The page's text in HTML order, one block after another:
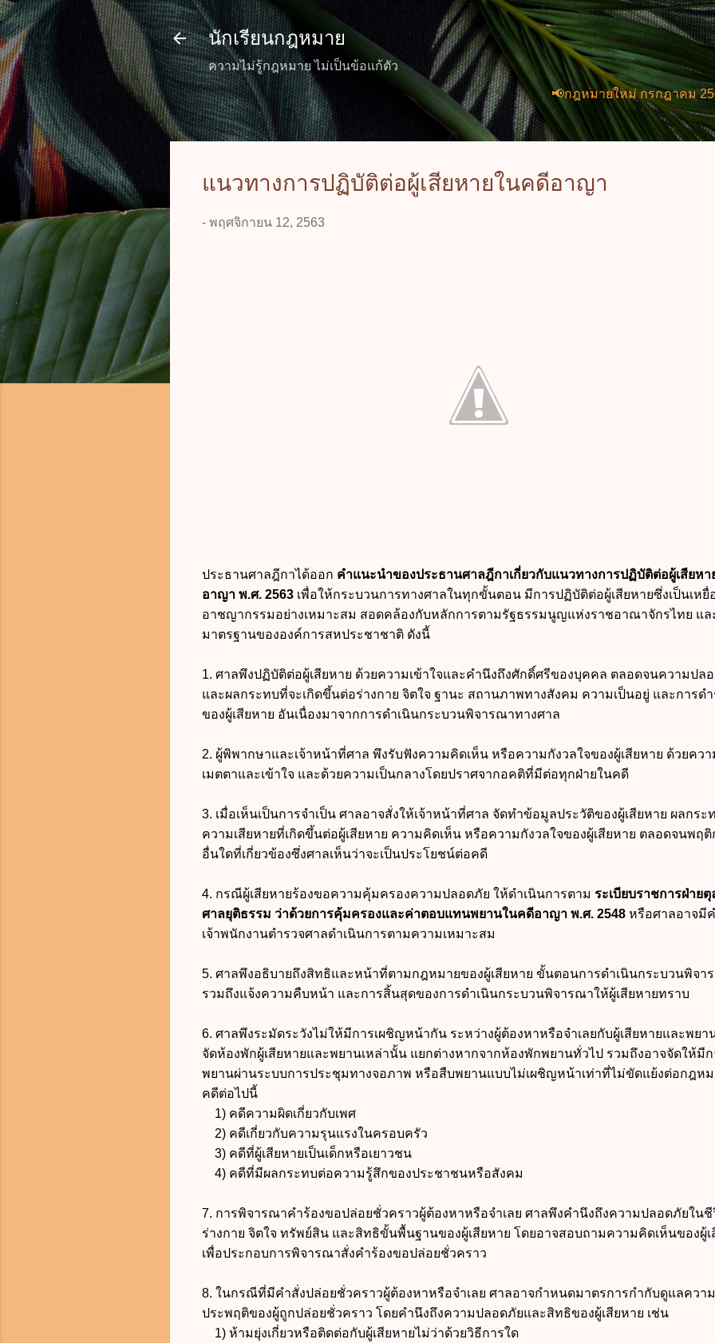
ข้ามไปที่เนื้อหาหลัก
นักเรียนกฎหมาย
ความไม่รู้กฎหมาย ไม่เป็นข้อแก้ตัว
📢กฎหมายใหม่ กรกฎาคม 2569 (2 ฉบั
แนวทางการปฏิบัติต่อผู้เสียหายในคดีอาญา
- พฤศจิกายน 12, 2563
ประธานศาลฎีกาได้ออก คำแนะนำของประธานศาลฎีกาเกี่ยวกับแนวทางการปฏิบัติต่อผู้เสียหา
อาญา พ.ศ. 2563 เพื่อให้กระบวนการทางศาลในทุกขั้นตอน มีการปฏิบัติต่อผู้เสียหายซึ่งเป็นเหยื่
อาชญากรรมอย่างเหมาะสม สอดคล้องกับหลักการตามรัฐธรรมนูญแห่งราชอาณาจักรไทย แล
มาตรฐานขององค์การสหประชาชาติ ดังนี้
1. ศาลพึงปฏิบัติต่อผู้เสียหาย ด้วยความเข้าใจและคำนึงถึงศักดิ์ศรีของบุคคล ตลอดจนความปล
และผลกระทบที่จะเกิดขึ้นต่อร่างกาย จิตใจ ฐานะ สถานภาพทางสังคม ความเป็นอยู่ และการด
ของผู้เสียหาย อันเนื่องมาจากการดำเนินกระบวนพิจารณาทางศาล
2. ผู้พิพากษาและเจ้าหน้าที่ศาล พึงรับฟังความคิดเห็น หรือความกังวลใจของผู้เสียหาย ด้วยควา
เมตตาและเข้าใจ และด้วยความเป็นกลางโดยปราศจากอคติที่มีต่อทุกฝ่ายในคดี
3. เมื่อเห็นเป็นการจำเป็น ศาลอาจสั่งให้เจ้าหน้าที่ศาล จัดทำข้อมูลประวัติของผู้เสียหาย ผลกระ
ความเสียหายที่เกิดขึ้นต่อผู้เสียหาย ความคิดเห็น หรือความกังวลใจของผู้เสียหาย ตลอดจนพฤ
อื่นใดที่เกี่ยวข้องซึ่งศาลเห็นว่าจะเป็นประโยชน์ต่อคดี
4. กรณีผู้เสียหายร้องขอความคุ้มครองความปลอดภัย ให้ดำเนินการตาม ระเบียบราชการฝ่ายตุ
ศาลยุติธรรม ว่าด้วยการคุ้มครองและค่าตอบแทนพยานในคดีอาญา พ.ศ. 2548 หรือศาลอาจมี
เจ้าพนักงานตำรวจศาลดำเนินการตามความเหมาะสม
5. ศาลพึงอธิบายถึงสิทธิและหน้าที่ตามกฎหมายของผู้เสียหาย ขั้นตอนการดำเนินกระบวนพิจา
รวมถึงแจ้งความคืบหน้า และการสิ้นสุดของการดำเนินกระบวนพิจารณาให้ผู้เสียหายทราบ
6. ศาลพึงระมัดระวังไม่ให้มีการเผชิญหน้ากัน ระหว่างผู้ต้องหาหรือจำเลยกับผู้เสียหายและพยา
จัดห้องพักผู้เสียหายและพยานเหล่านั้น แยกต่างหากจากห้องพักพยานทั่วไป รวมถึงอาจจัดให้มี
พยานผ่านระบบการประชุมทางจอภาพ หรือสืบพยานแบบไม่เผชิญหน้าเท่าที่ไม่ขัดแย้งต่อกฎหม
คดีต่อไปนี้
1) คดีความผิดเกี่ยวกับเพศ
2) คดีเกี่ยวกับความรุนแรงในครอบครัว
3) คดีที่ผู้เสียหายเป็นเด็กหรือเยาวชน
4) คดีที่มีผลกระทบต่อความรู้สึกของประชาชนหรือสังคม
7. การพิจารณาคำร้องขอปล่อยชั่วคราวผู้ต้องหาหรือจำเลย ศาลพึงคำนึงถึงความปลอดภัยในชี
ร่างกาย จิตใจ ทรัพย์สิน และสิทธิขั้นพื้นฐานของผู้เสียหาย โดยอาจสอบถามความคิดเห็นของผู้เ
เพื่อประกอบการพิจารณาสั่งคำร้องขอปล่อยชั่วคราว
8. ในกรณีที่มีคำสั่งปล่อยชั่วคราวผู้ต้องหาหรือจำเลย ศาลอาจกำหนดมาตรการกำกับดูแลความ
ประพฤติของผู้ถูกปล่อยชั่วคราว โดยคำนึงถึงความปลอดภัยและสิทธิของผู้เสียหาย เช่น
1) ห้ามยุ่งเกี่ยวหรือติดต่อกับผู้เสียหายไม่ว่าด้วยวิธีการใด